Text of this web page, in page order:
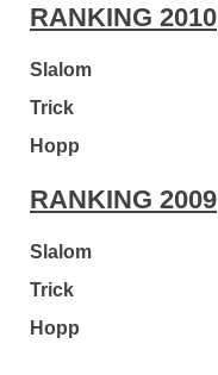
RANKING 2010
Slalom
Trick
Hopp
RANKING 2009
Slalom
Trick
Hopp